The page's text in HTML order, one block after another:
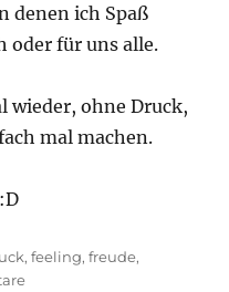
denen ich Spaß
oder für uns alle.
wieder, ohne Druck,
mal machen.
,feeling,freude,
zu